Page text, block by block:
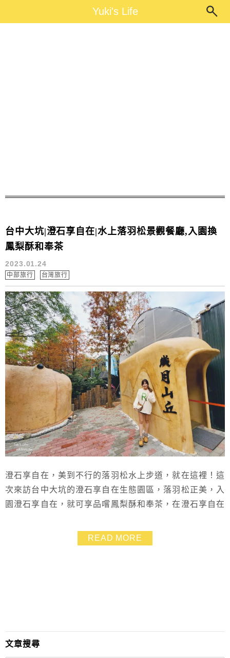
Yuki's LifeYuki's Life
台中大坑|澄石享自在|水上落羽松景觀餐廳,入園換
鳳梨酥和奉茶
2023.01.24
中部旅行 台灣旅行
澄石享自在，美到不行的落羽松水上步道，就在這裡！這
次來訪台中大坑的澄石享自在生態園區，落羽松正美，入
園澄石享自在，就可享品嚐鳳梨酥和奉茶，在澄石享自在
READ MORE
文章搜尋